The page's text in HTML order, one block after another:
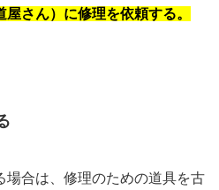
さん）に修理を依頼する。
場合は、修理のための道具を古